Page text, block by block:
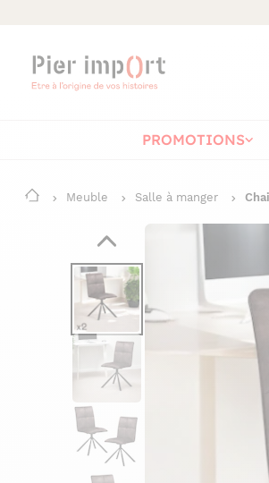
PROMOTIONS
Meuble Salle à manger